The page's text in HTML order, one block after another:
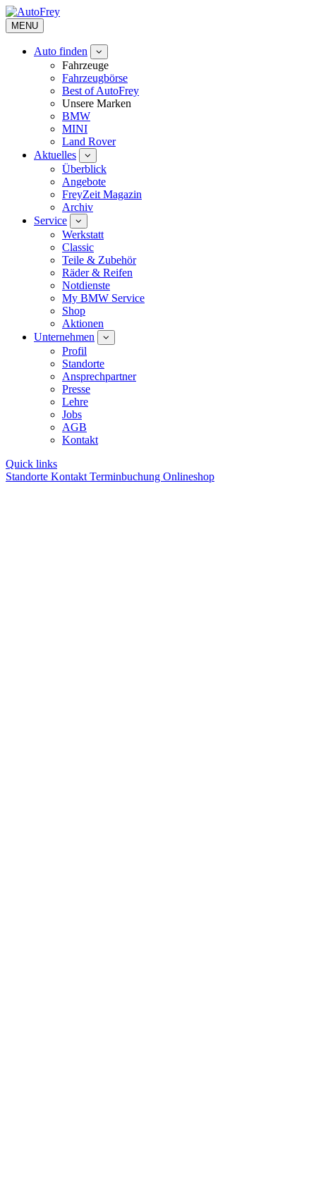
MENU
Auto finden
Fahrzeuge
Fahrzeugbörse
Best of AutoFrey
Unsere Marken
BMW
MINI
Land Rover
Aktuelles
Überblick
Angebote
FreyZeit Magazin
Archiv
Service
Werkstatt
Classic
Teile & Zubehör
Räder & Reifen
Notdienste
My BMW Service
Shop
Aktionen
Unternehmen
Profil
Standorte
Ansprechpartner
Presse
Lehre
Jobs
AGB
Kontakt
Quick links
Standorte Kontakt Terminbuchung Onlineshop